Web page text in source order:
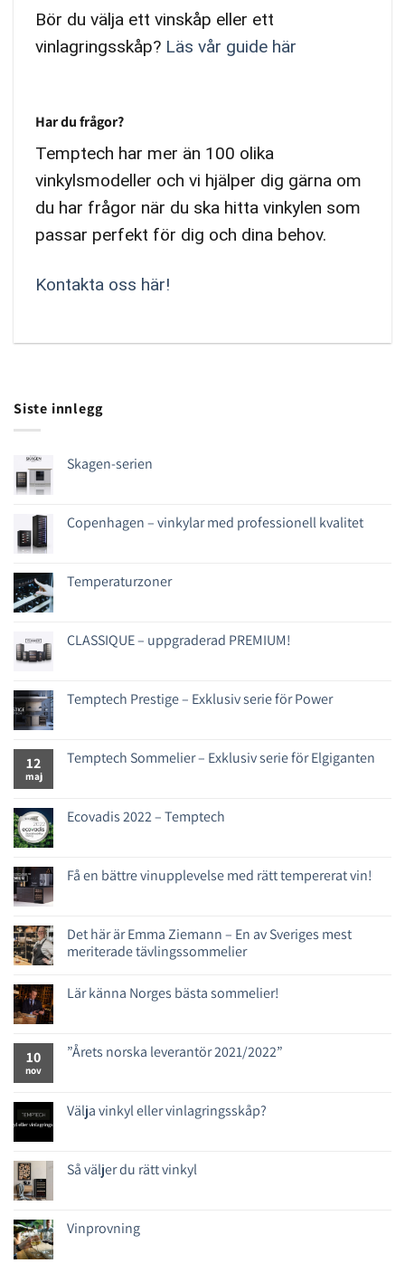
Bör du välja ett vinskåp eller ett
vinlagringsskåp? Läs vår guide här
Har du frågor?
Temptech har mer än 100 olika
vinkylsmodeller och vi hjälper dig gärna om
du har frågor när du ska hitta vinkylen som
passar perfekt för dig och dina behov.
Kontakta oss här!
Siste innlegg
Skagen-serien
Copenhagen – vinkylar med professionell kvalitet
Temperaturzoner
CLASSIQUE – uppgraderad PREMIUM!
Temptech Prestige – Exklusiv serie för Power
12
maj
Temptech Sommelier – Exklusiv serie för Elgiganten
Ecovadis 2022 – Temptech
Få en bättre vinupplevelse med rätt tempererat vin!
Det här är Emma Ziemann – En av Sveriges mest
meriterade tävlingssommelier
Lär känna Norges bästa sommelier!
10
nov
”Årets norska leverantör 2021/2022”
Välja vinkyl eller vinlagringsskåp?
Så väljer du rätt vinkyl
Vinprovning